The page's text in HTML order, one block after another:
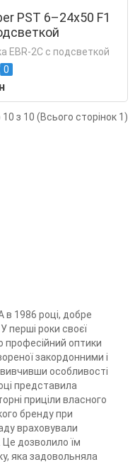
PST 6–24x50 F1
EBR-2С с подсветкой
0
з 10 (Всього сторінок 1)
в 1986 році, добре
перші роки своєї
професійний оптики
закордонними і
особливості
представила
приціли власного
бренду при
враховували
дозволило їм
яка задовольняла